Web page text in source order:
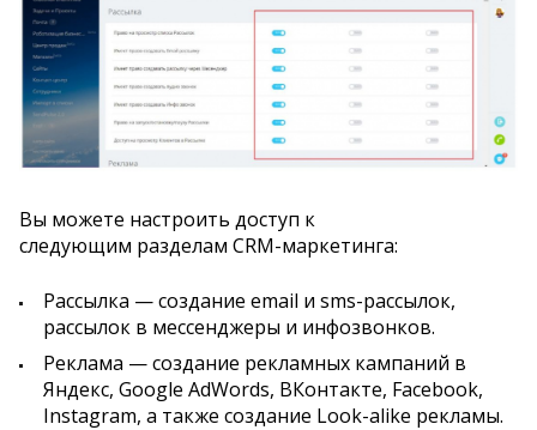
Вы можете настроить доступ к
следующим разделам CRM-маркетинга:
Рассылка — создание email и sms-рассылок,
рассылок в мессенджеры и инфозвонков.
Реклама — создание рекламных кампаний в
Яндекс, Google AdWords, ВКонтакте, Facebook,
Instagram, а также создание Look-alike рекламы.